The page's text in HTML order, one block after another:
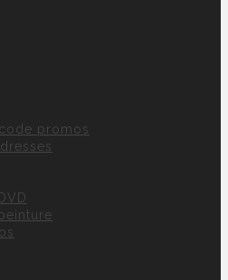
promos